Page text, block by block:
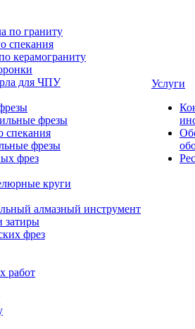
по граниту
спекания
керамограниту
для ЧПУ
фрезы
спекания
фрезы
фрез
круги
алмазный инструмент
затиры
фрез
работ
Услуги